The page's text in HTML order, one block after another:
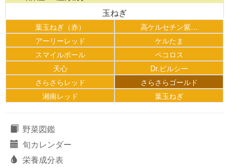
玉ねぎ
葉玉ねぎ（赤）
高ケルセチン紫…
アーリーレッド
ケルたま
スマイルボール
ペコロス
天心
Dr.ピルシー
さらさらレッド
さらさらゴールド
湘南レッド
葉玉ねぎ
野菜図鑑
旬カレンダー
栄養成分表